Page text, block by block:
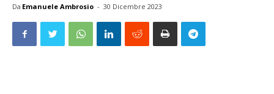
Da Emanuele Ambrosio - 30 Dicembre 2023